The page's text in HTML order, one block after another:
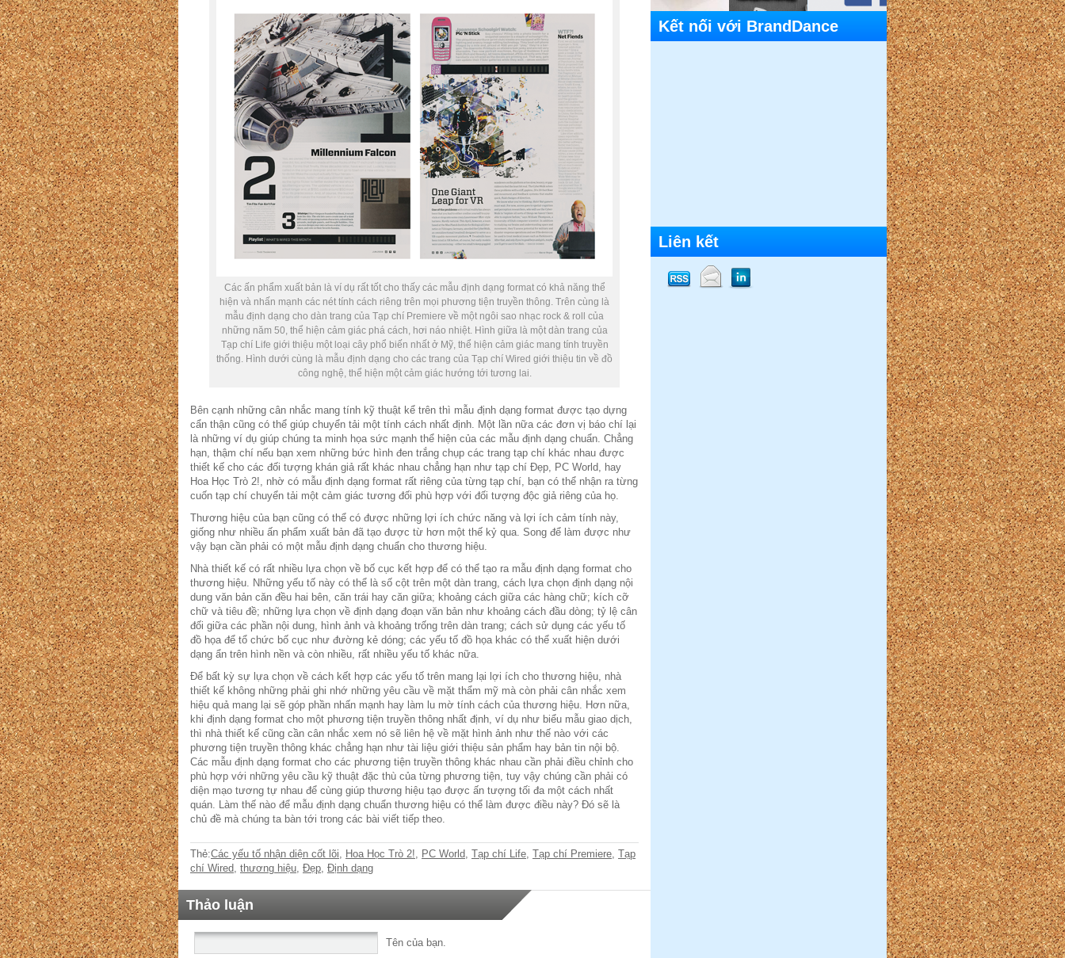
Các ấn phẩm xuất bản là ví dụ rất tốt cho thấy các mẫu định dạng format có khả năng thể
hiện và nhấn mạnh các nét tính cách riêng trên mọi phương tiện truyền thông. Trên cùng là
mẫu định dạng cho dàn trang của Tạp chí Premiere về một ngôi sao nhạc rock & roll của
những năm 50, thể hiện cảm giác phá cách, hơi náo nhiệt. Hình giữa là một dàn trang của
Tạp chí Life giới thiệu một loại cây phổ biến nhất ở Mỹ, thể hiện cảm giác mang tính truyền
thống. Hình dưới cùng là mẫu định dạng cho các trang của Tạp chí Wired giới thiệu tin về đồ
công nghệ, thể hiện một cảm giác hướng tới tương lai.
Bên cạnh những cân nhắc mang tính kỹ thuật kể trên thì mẫu định dạng format được tạo dựng
cẩn thận cũng có thể giúp chuyển tải một tính cách nhất định. Một lần nữa các đơn vị báo chí lại
là những ví dụ giúp chúng ta minh họa sức mạnh thể hiện của các mẫu định dạng chuẩn. Chẳng
hạn, thậm chí nếu bạn xem những bức hình đen trắng chụp các trang tạp chí khác nhau được
thiết kế cho các đối tượng khán giả rất khác nhau chẳng hạn như tạp chí Đẹp, PC World, hay
Hoa Học Trò 2!, nhờ có mẫu định dạng format rất riêng của từng tạp chí, bạn có thể nhận ra từng
cuốn tạp chí chuyển tải một cảm giác tương đối phù hợp với đối tượng độc giả riêng của họ.
Thương hiệu của bạn cũng có thể có được những lợi ích chức năng và lợi ích cảm tính này,
giống như nhiều ấn phẩm xuất bản đã tạo được từ hơn một thế kỷ qua. Song để làm được như
vậy bạn cần phải có một mẫu định dạng chuẩn cho thương hiệu.
Nhà thiết kế có rất nhiều lựa chọn về bố cục kết hợp để có thể tạo ra mẫu định dạng format cho
thương hiệu. Những yếu tố này có thể là số cột trên một dàn trang, cách lựa chọn định dạng nội
dung văn bản căn đều hai bên, căn trái hay căn giữa; khoảng cách giữa các hàng chữ; kích cỡ
chữ và tiêu đề; những lựa chọn về định dạng đoạn văn bản như khoảng cách đầu dòng; tỷ lệ cân
đối giữa các phần nội dung, hình ảnh và khoảng trống trên dàn trang; cách sử dụng các yếu tố
đồ họa để tổ chức bố cục như đường kẻ dóng; các yếu tố đồ họa khác có thể xuất hiện dưới
dạng ẩn trên hình nền và còn nhiều, rất nhiều yếu tố khác nữa.
Để bất kỳ sự lựa chọn về cách kết hợp các yếu tố trên mang lại lợi ích cho thương hiệu, nhà
thiết kế không những phải ghi nhớ những yêu cầu về mặt thẩm mỹ mà còn phải cân nhắc xem
hiệu quả mang lại sẽ góp phần nhấn mạnh hay làm lu mờ tính cách của thương hiệu. Hơn nữa,
khi định dạng format cho một phương tiện truyền thông nhất định, ví dụ như biểu mẫu giao dịch,
thì nhà thiết kế cũng cần cân nhắc xem nó sẽ liên hệ về mặt hình ảnh như thế nào với các
phương tiện truyền thông khác chẳng hạn như tài liệu giới thiệu sản phẩm hay bản tin nội bộ.
Các mẫu định dạng format cho các phương tiện truyền thông khác nhau cần phải điều chỉnh cho
phù hợp với những yêu cầu kỹ thuật đặc thù của từng phương tiện, tuy vậy chúng cần phải có
diện mạo tương tự nhau để cùng giúp thương hiệu tạo được ấn tượng tối đa một cách nhất
quán. Làm thế nào để mẫu định dạng chuẩn thương hiệu có thể làm được điều này? Đó sẽ là
chủ đề mà chúng ta bàn tới trong các bài viết tiếp theo.
Thẻ:Các yếu tố nhận diện cốt lõi, Hoa Học Trò 2!, PC World, Tạp chí Life, Tạp chí Premiere, Tạp
chí Wired, thương hiệu, Đẹp, Định dạng
Thảo luận
Tên của bạn.
Kết nối với BrandDance
Liên kết